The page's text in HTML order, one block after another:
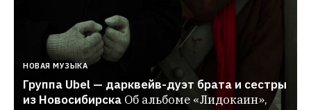
НОВАЯ МУЗЫКА
Группа Ubel — дарквейв-дуэт брата и сестры
из Новосибирска Об альбоме «Лидокаин»,